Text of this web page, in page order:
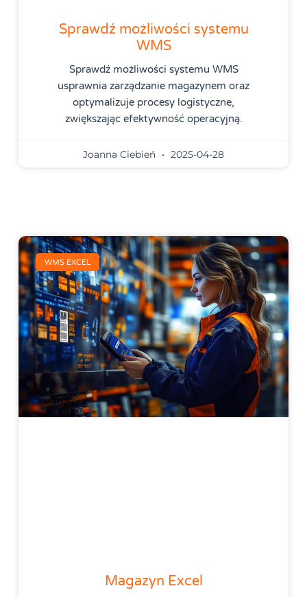
Sprawdź możliwości systemu
WMS
Sprawdź możliwości systemu WMS
usprawnia zarządzanie magazynem oraz
optymalizuje procesy logistyczne,
zwiększając efektywność operacyjną.
Joanna Ciebień 2025-04-28
WMS EXCEL
Magazyn Excel